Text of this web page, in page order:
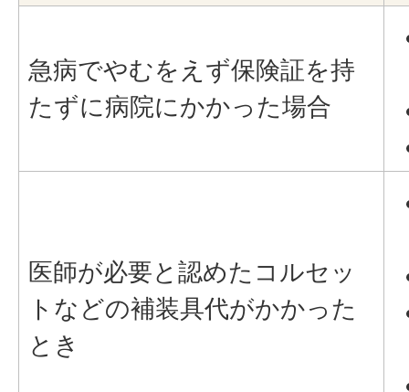
急病でやむをえず保険証を持
たずに病院にかかった場合
医師が必要と認めたコルセッ
トなどの補装具代がかかった
とき